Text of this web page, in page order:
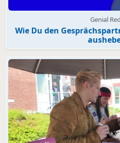
Genial
Wie Du den